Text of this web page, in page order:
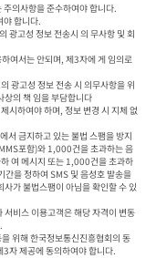
의사항을 준수하여야 합니다.
야 합니다.
광고성 정보 전송시 의 무사항 및 회
여서는 안되며, 제3자에 게 임의로
광고성 정보 전송 시 의무사항을 위
상의 책 임을 부담합니다
시하여야 하며, 정보 변경 시 지체 없
서 금지하고 있는 불법 스팸을 방지
포함)와 1,000건을 초과하는 음
여 메시지 또는 1,000건을 초과하
을 정하여 SMS 및 음성호 발송을
가 불법스팸이 아님을 확인할 수 있
비스 이용고객은 해당 자격이 변동
위해 한국정보통신진흥협회의 동
자 제공에 동의하여야 합니다.